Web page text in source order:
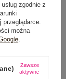
zgodnie z
można
Zawsze
aktywne